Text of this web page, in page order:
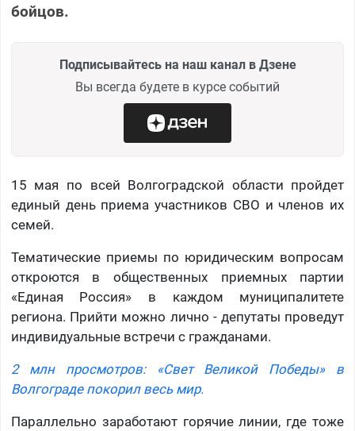
бойцов.
Подписывайтесь на наш канал в Дзене
Вы всегда будете в курсе событий
15 мая по всей Волгоградской области пройдет
единый день приема участников СВО и членов их
семей.
Тематические приемы по юридическим вопросам
откроются в общественных приемных партии
«Единая Россия» в каждом муниципалитете
региона. Прийти можно лично - депутаты проведут
индивидуальные встречи с гражданами.
2 млн просмотров: «Свет Великой Победы» в
Волгограде покорил весь мир.
Параллельно заработают горячие линии, где тоже